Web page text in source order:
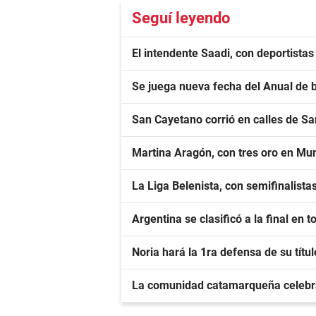
Seguí leyendo
El intendente Saadi, con
Se juega nueva fecha del Anual de
San Cayetano corrió en calles de
Martina Aragón, con tres oro en
La Liga Belenista, con
Argentina se clasificó a la final en
Noria hará la 1ra defensa de su
La comunidad catamarqueña